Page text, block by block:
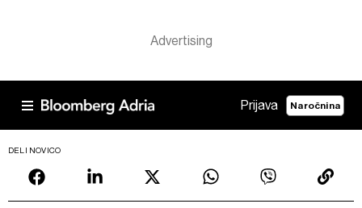
Prijava Naročnina
DELI NOVICO